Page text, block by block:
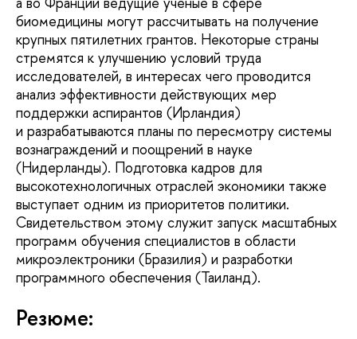
биомедицины могут рассчитывать на получение
крупных пятилетних грантов. Некоторые страны
стремятся к улучшению условий труда
исследователей, в интересах чего проводится
анализ эффективности действующих мер
поддержки аспирантов (Ирландия)
и разрабатываются планы по пересмотру системы
вознаграждений и поощрений в науке
(Нидерланды). Подготовка кадров для
высокотехнологичных отраслей экономики также
выступает одним из приоритетов политики.
Свидетельством этому служит запуск масштабных
программ обучения специалистов в области
микроэлектроники (Бразилия) и разработки
программного обеспечения (Таиланд).
Резюме: